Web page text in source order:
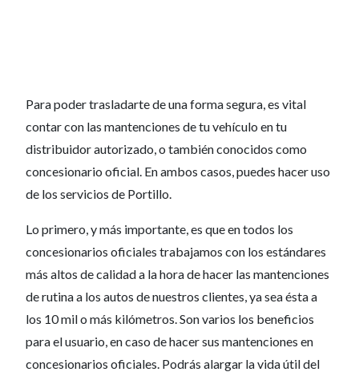
Para poder trasladarte de una forma segura, es vital
contar con las mantenciones de tu vehículo en tu
distribuidor autorizado, o también conocidos como
concesionario oficial. En ambos casos, puedes hacer uso
de los servicios de Portillo.
Lo primero, y más importante, es que en todos los
concesionarios oficiales trabajamos con los estándares
más altos de calidad a la hora de hacer las mantenciones
de rutina a los autos de nuestros clientes, ya sea ésta a
los 10 mil o más kilómetros. Son varios los beneficios
para el usuario, en caso de hacer sus mantenciones en
concesionarios oficiales. Podrás alargar la vida útil del